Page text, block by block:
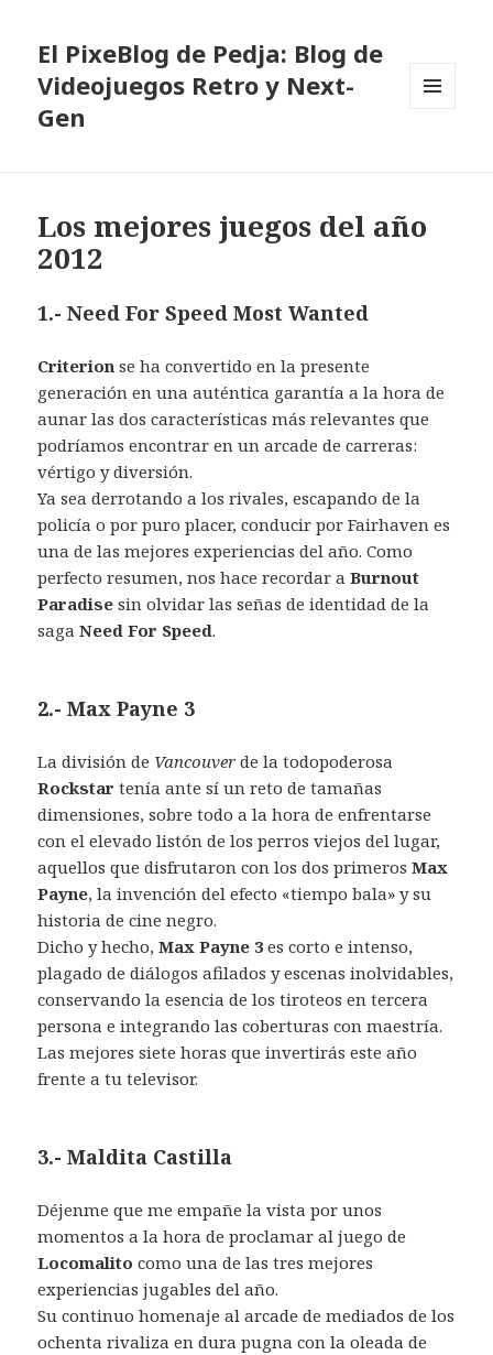
El PixeBlog de Pedja: Blog de
Videojuegos Retro y Next-
Gen
Los mejores juegos del año
2012
1.- Need For Speed Most Wanted
Criterionse ha convertido en la presente
generación en una auténtica garantía a la hora de
aunar las dos características más relevantes que
podríamos encontrar en un arcade de carreras:
vértigo y diversión.
Ya sea derrotando a los rivales, escapando de la
policía o por puro placer, conducir por Fairhaven es
una de las mejores experiencias del año. Como
perfecto resumen, nos hace recordar aBurnout
Paradisesin olvidar las señas de identidad de la
sagaNeed For Speed.
2.- Max Payne 3
La división de Vancouverde la todopoderosa
Rockstartenía ante sí un reto de tamañas
dimensiones, sobre todo a la hora de enfrentarse
con el elevado listón de los perros viejos del lugar,
aquellos que disfrutaron con los dos primerosMax
Payne, la invención del efecto «tiempo bala» y su
historia de cine negro.
Dicho y hecho,Max Payne 3 es corto e intenso,
plagado de diálogos afilados y escenas inolvidables,
conservando la esencia de los tiroteos en tercera
persona e integrando las coberturas con maestría.
Las mejores siete horas que invertirás este año
frente a tu televisor.
3.- Maldita Castilla
Déjenme que me empañe la vista por unos
momentos a la hora de proclamar al juego de
Locomalito como una de las tres mejores
experiencias jugables del año.
Su continuo homenaje al arcade de mediados de los
ochenta rivaliza en dura pugna con la oleada de